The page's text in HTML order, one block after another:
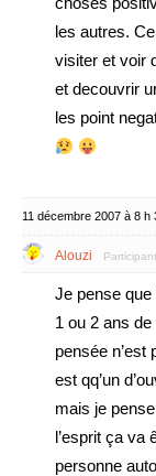
les autres.
visiter et voir
et decouvrir
les point
11 décembre 2007 à 8 h
Alouzi Participant
Je pense que
1 ou 2 ans
pensée n’est
est qq’un
mais je
l’esprit ça va
personne